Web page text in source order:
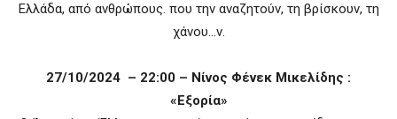
Ελλάδα, από ανθρώπους. που την αναζητούν, τη βρίσκουν, τη
χάνου…ν.
27/10/2024 – 22:00 – Νίνος Φένεκ Μικελίδης :
«Εξορία»